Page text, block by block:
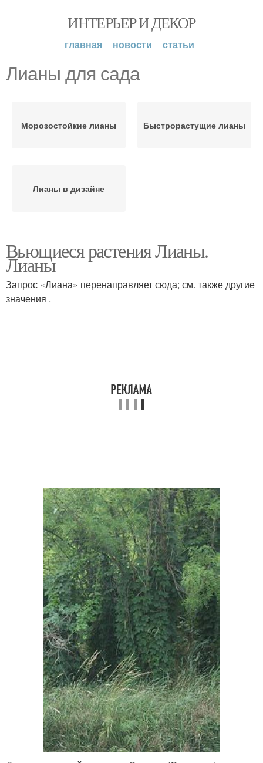
ИНТЕРЬЕР И ДЕКОР
главная новости статьи
Лианы для сада
Морозостойкие лианы Быстрорастущие лианы
Лианы в дизайне
Вьющиеся растения Лианы.
Лианы
Запрос «Лиана» перенаправляет сюда; см. также другие
значения .